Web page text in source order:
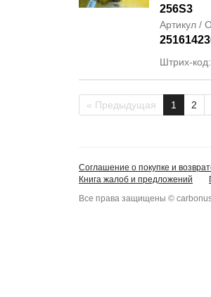
256S3
Артикул /
Штрих-
« Предыдущая 1 2
Соглашение о покупке и
Книга жалоб и предложений
Все права защищены ©